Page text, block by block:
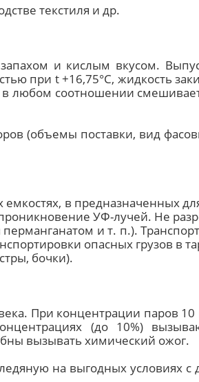
текстиля и др.
и кислым вкусом.
при t +16,75°С, жидкость
в любом соотношении
(объемы поставки, вид
емкостях, в предназначенных
УФ-лучей. Не
и т. п.).
опасных грузов в
бочки).
При концентрации паров
(до 10%)
вызывать химический ожог.
на выгодных условиях с